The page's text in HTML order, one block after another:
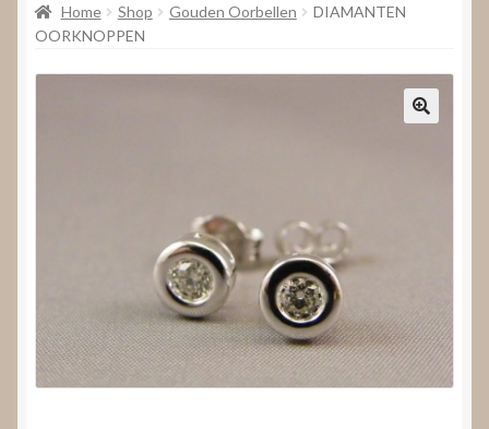
WebShop
Submenu
uitvouwen
Home Shop Gouden Oorbellen
DIAMANTEN
OORKNOPPEN